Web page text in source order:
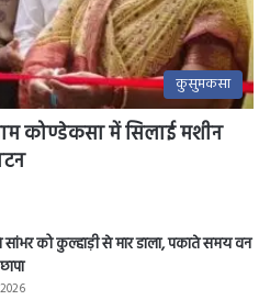
कुसुमकसा
कोण्डेकसा में सिलाई मशीन
को कुल्हाड़ी से मार डाला, पकाते समय वन